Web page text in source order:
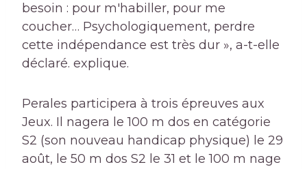
besoin : pour m'habiller, pour me
coucher… Psychologiquement, perdre
cette indépendance est très dur », a-t-elle
déclaré. explique.
Perales participera à trois épreuves aux
Jeux. Il nagera le 100 m dos en catégorie
S2 (son nouveau handicap physique) le 29
août, le 50 m dos S2 le 31 et le 100 m nage